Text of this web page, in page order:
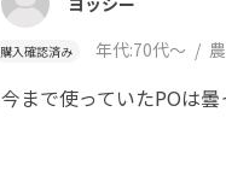
購入確認済み 年代:70代～
今まで使っていたPOは